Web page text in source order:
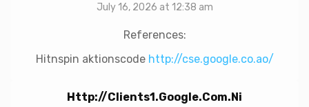
July 16, 2026 at 12:38 am
References:
Hitnspin aktionscode http://cse.google.co.ao/
Http://clients1.google.com.ni